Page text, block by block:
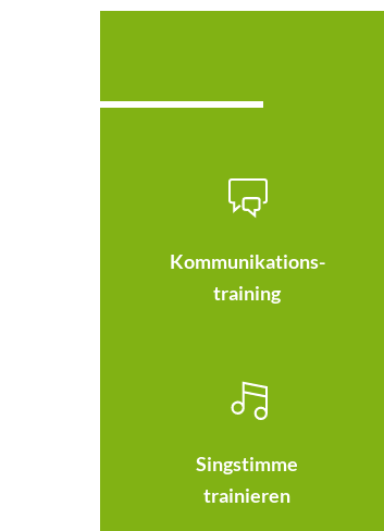
Kommunikations-
training
Singstimme
trainieren